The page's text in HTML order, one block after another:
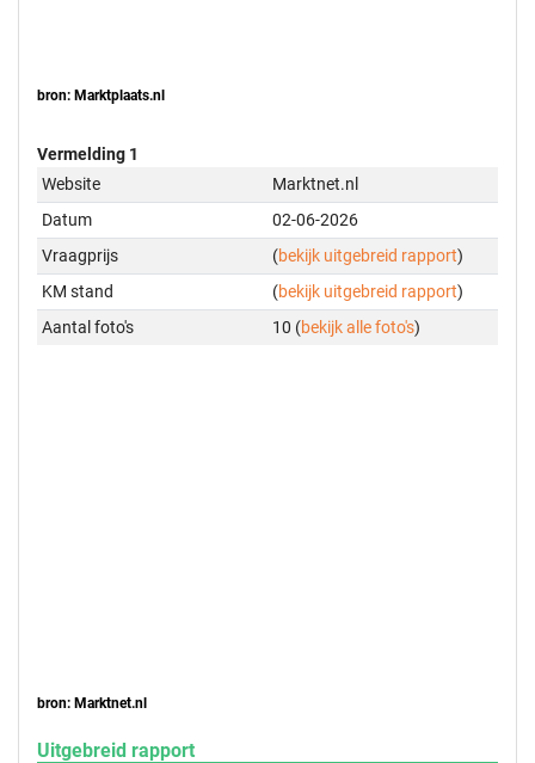
bron: Marktplaats.nl
Vermelding 1
Website
Marktnet.nl
Datum
02-06-2026
Vraagprijs
(bekijk uitgebreid rapport)
KM stand
(bekijk uitgebreid rapport)
Aantal foto's
10 (bekijk alle foto's)
bron: Marktnet.nl
Uitgebreid rapport